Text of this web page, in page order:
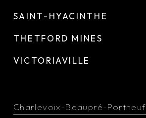
SAINT-HYACINTHE
THETFORD MINES
VICTORIAVILLE
Charlevoix-Beaupré-Portneuf